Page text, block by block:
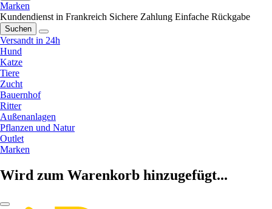
Marken
Kundendienst in Frankreich Sichere Zahlung Einfache Rückgabe
Suchen
Versandt in 24h
Hund
Katze
Tiere
Zucht
Bauernhof
Ritter
Außenanlagen
Pflanzen und Natur
Outlet
Marken
Wird zum Warenkorb hinzugefügt...